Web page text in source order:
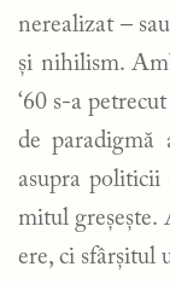
nerealizat –
și nihilism.
‘60 s-a
de paradigmă
asupra politicii
mitul greșește.
ere, ci sfârșitul